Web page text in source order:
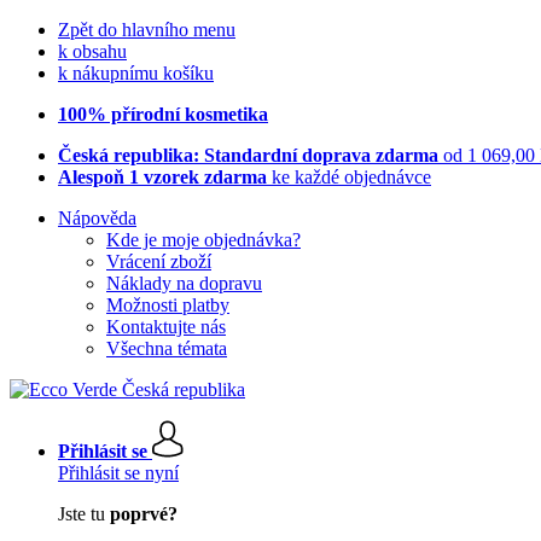
Zpět do hlavního menu
k obsahu
k nákupnímu košíku
100% přírodní kosmetika
Česká republika: Standardní doprava zdarma od 1 069,00
Alespoň 1 vzorek zdarma ke každé objednávce
Nápověda
Kde je moje objednávka?
Vrácení zboží
Náklady na dopravu
Možnosti platby
Kontaktujte nás
Všechna témata
Přihlásit se
Přihlásit se nyní
Jste tu poprvé?